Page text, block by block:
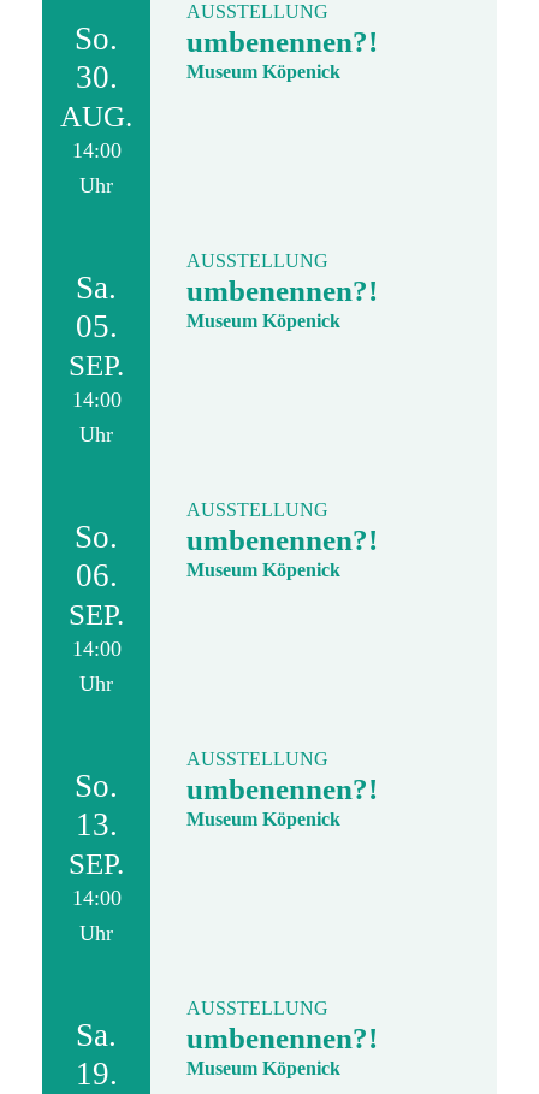
So.
30.
AUG.
14:00
Uhr
AUSSTELLUNG
umbenennen?!
Museum Köpenick
Sa.
05.
SEP.
14:00
Uhr
AUSSTELLUNG
umbenennen?!
Museum Köpenick
So.
06.
SEP.
14:00
Uhr
AUSSTELLUNG
umbenennen?!
Museum Köpenick
So.
13.
SEP.
14:00
Uhr
AUSSTELLUNG
umbenennen?!
Museum Köpenick
Sa.
19.
AUSSTELLUNG
umbenennen?!
Museum Köpenick